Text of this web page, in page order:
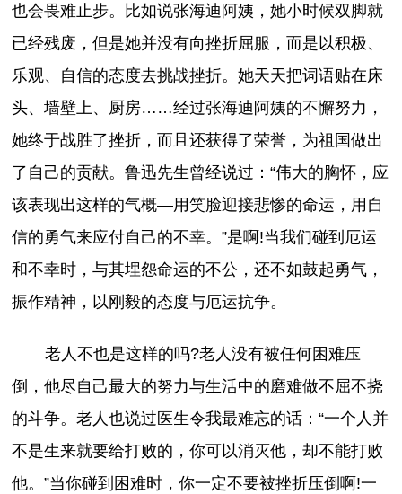
也会畏难止步。比如说张海迪阿姨，她小时候双脚就
已经残废，但是她并没有向挫折屈服，而是以积极、
乐观、自信的态度去挑战挫折。她天天把词语贴在床
头、墙壁上、厨房……经过张海迪阿姨的不懈努力，
她终于战胜了挫折，而且还获得了荣誉，为祖国做出
了自己的贡献。鲁迅先生曾经说过：“伟大的胸怀，应
该表现出这样的气概—用笑脸迎接悲惨的命运，用自
信的勇气来应付自己的不幸。”是啊!当我们碰到厄运
和不幸时，与其埋怨命运的不公，还不如鼓起勇气，
振作精神，以刚毅的态度与厄运抗争。
老人不也是这样的吗?老人没有被任何困难压
倒，他尽自己最大的努力与生活中的磨难做不屈不挠
的斗争。老人也说过医生令我最难忘的话：“一个人并
不是生来就要给打败的，你可以消灭他，却不能打败
他。”当你碰到困难时，你一定不要被挫折压倒啊!一